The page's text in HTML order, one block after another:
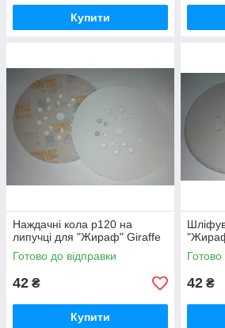
Купити
Наждачні кола р120 на
липучці для "Жираф" Giraffe
Готово до відправки
42 ₴
Купити
Готово
42 ₴